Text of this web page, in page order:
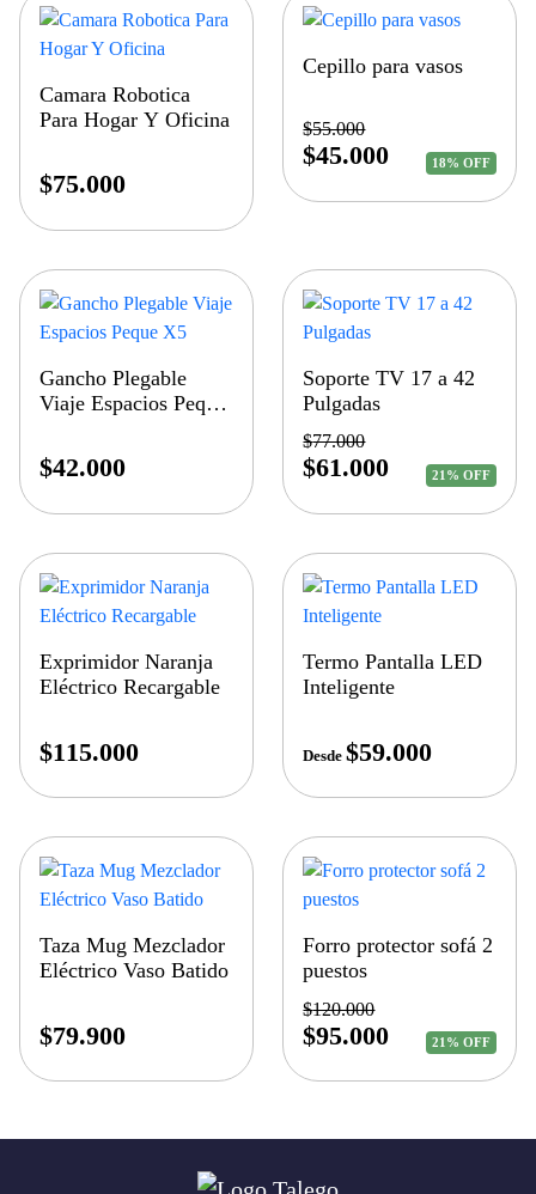
Camara Robotica
Para Hogar Y Oficina
$75.000
Cepillo para vasos
$55.000
$45.000 18% OFF
Gancho Plegable
Viaje Espacios Peque
$42.000
Soporte TV 17 a 42
Pulgadas
$77.000
$61.000 21% OFF
Exprimidor Naranja
Eléctrico Recargable
$115.000
Termo Pantalla LED
Inteligente
Desde$59.000
Taza Mug Mezclador
Eléctrico Vaso Batido
$79.900
Forro protector sofá 2
puestos
$120.000
$95.000 21% OFF